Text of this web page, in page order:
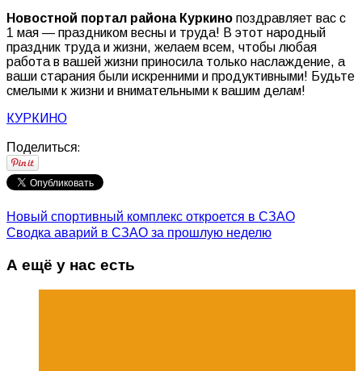
Новостной портал района Куркино поздравляет вас с
1 мая — праздником весны и труда! В этот народный
праздник труда и жизни, желаем всем, чтобы любая
работа в вашей жизни приносила только наслаждение, а
ваши старания были искренними и продуктивными! Будьте
смелыми к жизни и внимательными к вашим делам!
КУРКИНО
Поделиться:
Новый спортивный комплекс откроется в СЗАО
Сводка аварий в СЗАО за прошлую неделю
А ещё у нас есть